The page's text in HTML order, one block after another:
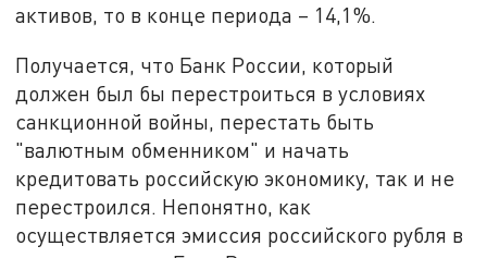
активов, то в конце периода – 14,1%.
Получается, что Банк России, который
должен был бы перестроиться в условиях
санкционной войны, перестать быть
"валютным обменником" и начать
кредитовать российскую экономику, так и не
перестроился. Непонятно, как
осуществляется эмиссия российского рубля в